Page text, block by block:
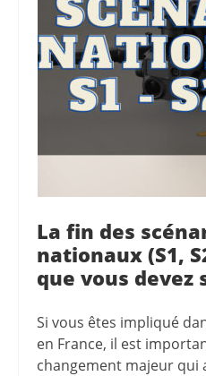
La fin des
nationaux (S1,
que vous devez
Si vous êtes impliqué
en France, il est
changement majeur qui